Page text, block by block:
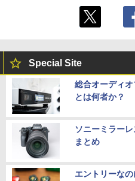
Special Site
総合オーディ
とは何者か？
ソニーミラー
まとめ
エントリーな